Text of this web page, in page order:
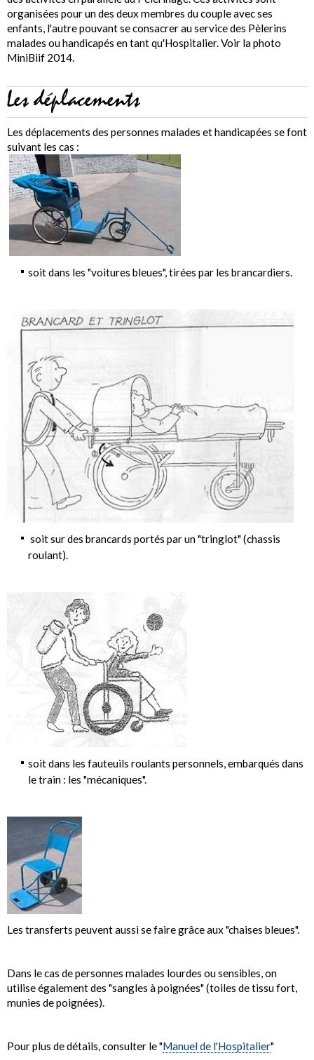
organisées pour un des deux membres du couple avec ses
enfants, l'autre pouvant se consacrer au service des Pèlerins
malades ou handicapés en tant qu'Hospitalier. Voir la photo
MiniBiif 2014.
Les déplacements
Les déplacements des personnes malades et handicapées se font
suivant les cas :
soit dans les "voitures bleues", tirées par les brancardiers.
soit sur des brancards portés par un "tringlot" (chassis
roulant).
soit dans les fauteuils roulants personnels, embarqués dans
le train : les "mécaniques".
Les transferts peuvent aussi se faire grâce aux "chaises bleues".
Dans le cas de personnes malades lourdes ou sensibles, on
utilise également des "sangles à poignées" (toiles de tissu fort,
munies de poignées).
Pour plus de détails, consulter le "Manuel de l'Hospitalier"